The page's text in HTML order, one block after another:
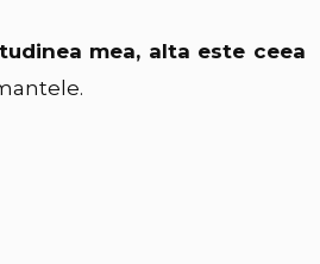
mea, alta este ceea